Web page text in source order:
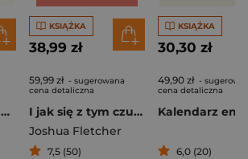
Miłość własna. O głębokiej i szczerej samoakceptacji
KSIĄŻKA
38,99 zł
59,99 zł - sugerowana
cena detaliczna
I jak się z tym czujesz? Wszystko, o czym (nie) chciałeś wiedzieć na temat terapii
Joshua Fletcher
7,5 (50)
KSIĄŻKA
30,30 zł
49,90 zł -
cena detaliczna
6,0 (20)